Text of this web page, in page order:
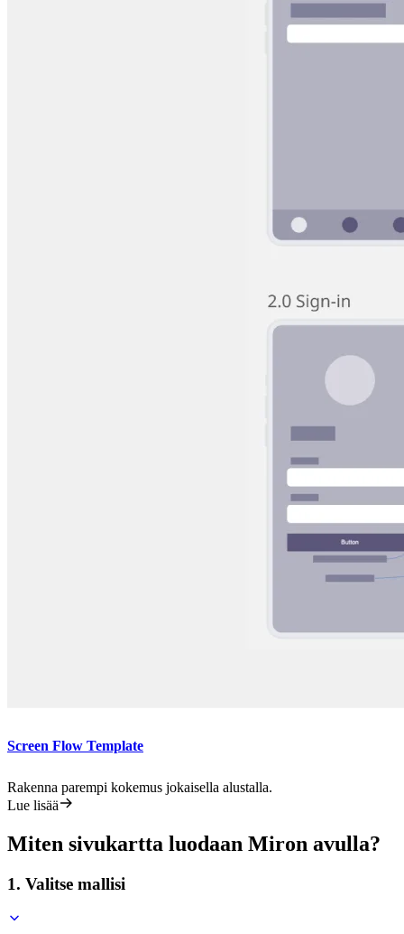
Screen Flow Template
Rakenna parempi kokemus jokaisella alustalla.
Lue lisää
Miten sivukartta luodaan Miron avulla?
1. Valitse mallisi